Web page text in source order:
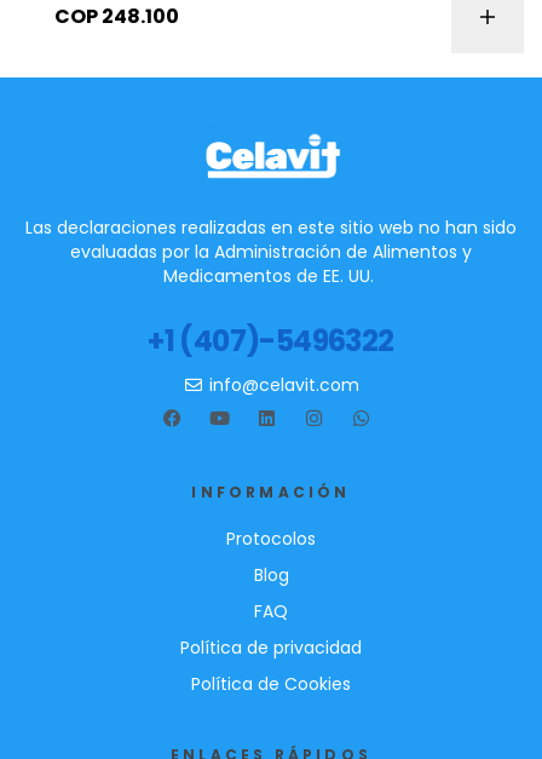
COP248.100
Las declaraciones realizadas en este sitio web no han sido
evaluadas por la Administración de Alimentos y
Medicamentos de EE. UU.
+1 (407)-5496322
info@celavit.com
INFORMACIÓN
Protocolos
Blog
FAQ
Política de privacidad
Política de Cookies
ENLACES RÁPIDOS